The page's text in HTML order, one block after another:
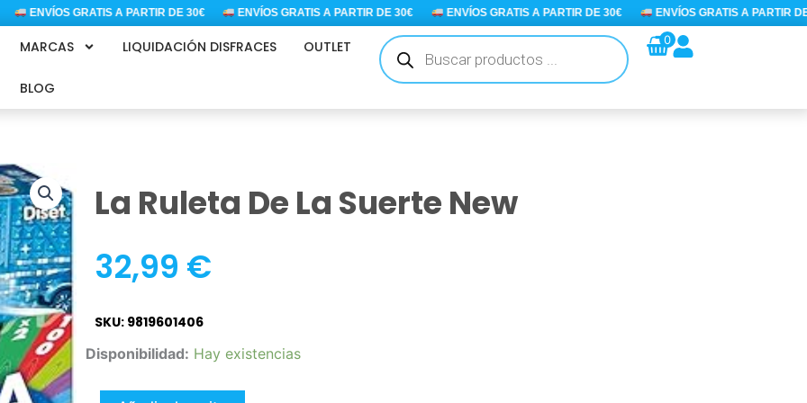
ENVÍOS GRATIS A PARTIR DE 30€ ENVÍOS GRATIS A PARTIR DE 30€ ENVÍOS GRATIS A PARTIR DE 30€ ENVÍOS GRATIS A PARTIR DE
MARCAS LIQUIDACIÓN DISFRACES OUTLET
BLOG
Búsqueda
de
productos
0
La Ruleta De La Suerte New
32,99 €
SKU: 9819601406
Disponibilidad: Hay existencias
La
Ruleta